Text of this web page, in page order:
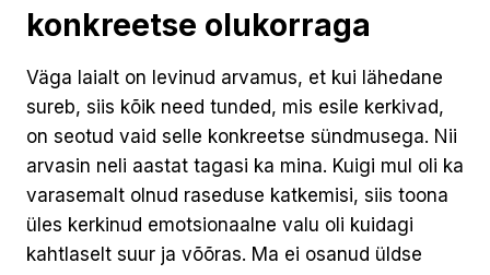
konkreetse olukorraga
Väga laialt on levinud arvamus, et kui lähedane
sureb, siis kõik need tunded, mis esile kerkivad,
on seotud vaid selle konkreetse sündmusega. Nii
arvasin neli aastat tagasi ka mina. Kuigi mul oli ka
varasemalt olnud raseduse katkemisi, siis toona
üles kerkinud emotsionaalne valu oli kuidagi
kahtlaselt suur ja võõras. Ma ei osanud üldse